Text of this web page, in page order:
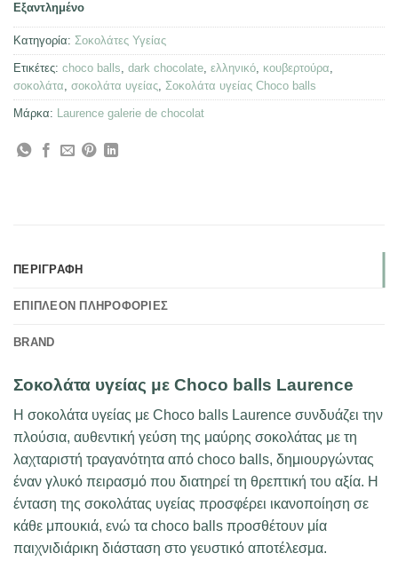
Εξαντλημένο
Κατηγορία: Σοκολάτες Υγείας
Ετικέτες: choco balls, dark chocolate, ελληνικό, κουβερτούρα,
σοκολάτα, σοκολάτα υγείας, Σοκολάτα υγείας Choco balls
Μάρκα: Laurence galerie de chocolat
ΠΕΡΙΓΡΑΦΉ
ΕΠΙΠΛΈΟΝ ΠΛΗΡΟΦΟΡΊΕΣ
BRAND
Σοκολάτα υγείας με Choco balls Laurence
Η σοκολάτα υγείας με Choco balls Laurence συνδυάζει την
πλούσια, αυθεντική γεύση της μαύρης σοκολάτας με τη
λαχταριστή τραγανότητα από choco balls, δημιουργώντας
έναν γλυκό πειρασμό που διατηρεί τη θρεπτική του αξία. Η
ένταση της σοκολάτας υγείας προσφέρει ικανοποίηση σε
κάθε μπουκιά, ενώ τα choco balls προσθέτουν μία
παιχνιδιάρικη διάσταση στο γευστικό αποτέλεσμα.